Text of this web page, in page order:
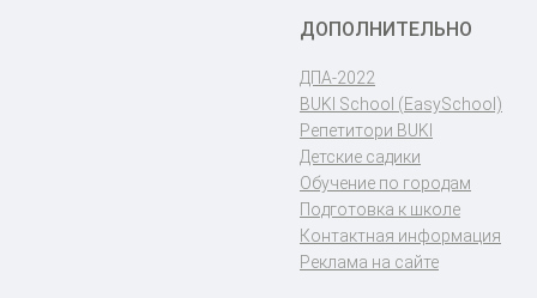
ДОПОЛНИТЕЛЬНО
ДПА-2022
BUKI School (EasySchool)
Репетитори BUKI
Детские садики
Обучение по городам
Подготовка к школе
Контактная информация
Реклама на сайте